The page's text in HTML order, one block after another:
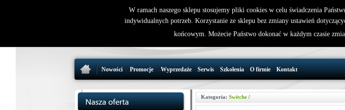
32 721 86 72
support@wirelesslan.com.pl
Nowości Promocje Wyprzedaże Serwis Szkolenia O firmie Kontakt
Kategoria: Switche /
W ramach naszego sklepu stosujemy pliki cookies w celu świadczenia
indywidualnych potrzeb. Korzystanie ze sklepu bez zmiany ustawień
końcowym. Możecie Państwo dokonać w każdym czasie